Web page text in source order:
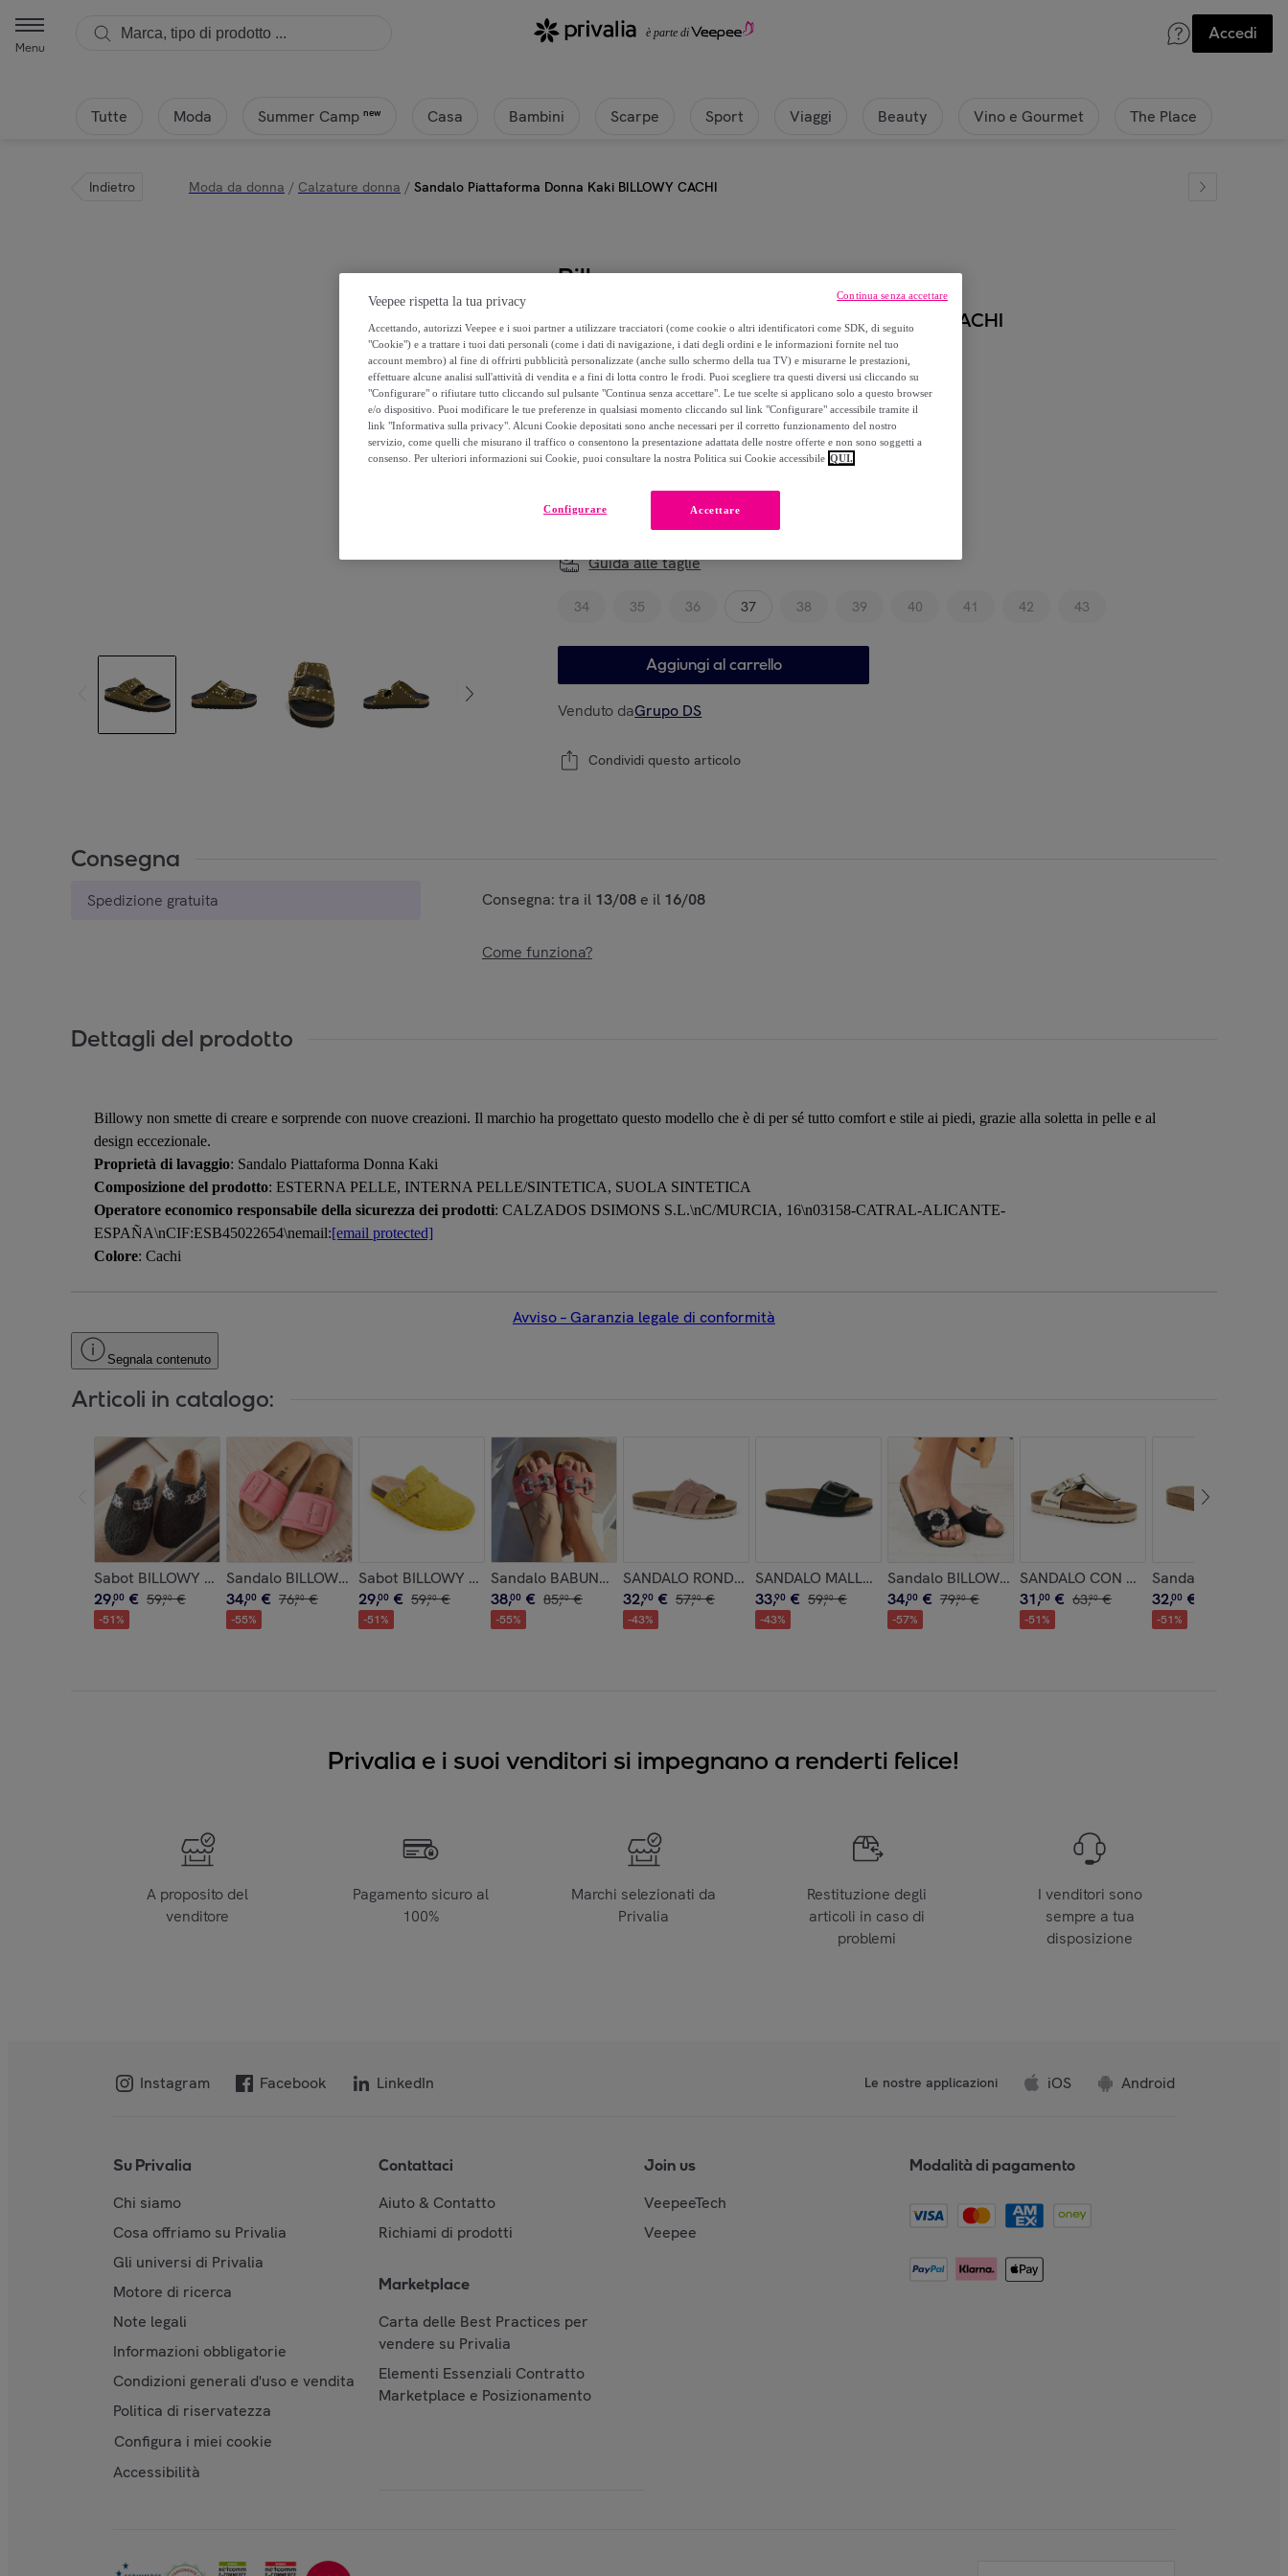
Menu
Accedi
Tutte Moda Summer Camp new Casa Bambini Scarpe Sport Viaggi Beauty Vino e Gourmet The Place
Indietro Moda da donna / Calzature donna / Sandalo Piattaforma Donna Kaki BILLOWY CACHI
Billowy
Sandalo Piattaforma Donna Kaki BILLOWY CACHI
44,00 €
104,90 €
Modello
Guida alle taglie
34 35 36 37 38 39 40 41 42 43
Aggiungi al carrello
Venduto daGrupo DS
Condividi questo articolo
Consegna
Spedizione gratuita Consegna: tra il 13/08 e il 16/08
Come funziona?
Dettagli del prodotto
Billowy non smette di creare e sorprende con nuove creazioni. Il marchio ha progettato questo modello che è di per sé tutto comfort e stile ai piedi, grazie alla soletta in pelle e al
design eccezionale.
Proprietà di lavaggio: Sandalo Piattaforma Donna Kaki
Composizione del prodotto: ESTERNA PELLE, INTERNA PELLE/SINTETICA, SUOLA SINTETICA
Operatore economico responsabile della sicurezza dei prodotti: CALZADOS DSIMONS S.L.\nC/MURCIA, 16\n03158-CATRAL-ALICANTE-
ESPAÑA\nCIF:ESB45022654\nemail:[email protected]
Colore: Cachi
Avviso – Garanzia legale di conformità
Segnala contenuto
Articoli in catalogo:
Sabot BILLOWY NERO
29,00 € 59,90 €
-51%
Sandalo BILLOWY ROSA
34,00 € 76,90 €
-55%
Sabot BILLOWY GIALLO
29,00 € 59,90 €
-51%
Sandalo BABUNKERS ROSA
38,00 € 85,90 €
-55%
SANDALO RONDA BABUNKERS ROSA
32,90 € 57,90 €
-43%
SANDALO MALLORCA BABUNKERS NERO
33,90 € 59,90 €
-43%
Sandalo BILLOWY NERO
34,00 € 79,90 €
-57%
SANDALO CON ZEPPA BILLOWY
31,00 € 63,90 €
-51%
Sandalo BILLOWY
32,00 €
-51%
Privalia e i suoi venditori si impegnano a renderti felice!
A proposito del
venditore
Pagamento sicuro al
100%
Marchi selezionati da
Privalia
Restituzione degli
articoli in caso di
problemi
I venditori sono
sempre a tua
disposizione
Instagram Facebook LinkedIn Le nostre applicazioni iOS Android
Su Privalia
Chi siamo
Cosa offriamo su Privalia
Gli universi di Privalia
Motore di ricerca
Note legali
Informazioni obbligatorie
Condizioni generali d'uso e vendita
Politica di riservatezza
Configura i miei cookie
Accessibilità
Contattaci
Aiuto & Contatto
Richiami di prodotti
Marketplace
Carta delle Best Practices per
vendere su Privalia
Elementi Essenziali Contratto
Marketplace e Posizionamento
Join us
VeepeeTech
Veepee
Modalità di pagamento
Veepee rispetta la tua privacy
Accettando, autorizzi Veepee e i suoi partner a utilizzare tracciatori (come cookie o altri identificatori come SDK, di seguito
"Cookie") e a trattare i tuoi dati personali (come i dati di navigazione, i dati degli ordini e le informazioni fornite nel tuo
account membro) al fine di offrirti pubblicità personalizzate (anche sullo schermo della tua TV) e misurarne le prestazioni,
effettuare alcune analisi sull'attività di vendita e a fini di lotta contro le frodi. Puoi scegliere tra questi diversi usi cliccando su
"Configurare" o rifiutare tutto cliccando sul pulsante "Continua senza accettare". Le tue scelte si applicano solo a questo browser
e/o dispositivo. Puoi modificare le tue preferenze in qualsiasi momento cliccando sul link "Configurare" accessibile tramite il
link "Informativa sulla privacy". Alcuni Cookie depositati sono anche necessari per il corretto funzionamento del nostro
servizio, come quelli che misurano il traffico o consentono la presentazione adattata delle nostre offerte e non sono soggetti a
consenso. Per ulteriori informazioni sui Cookie, puoi consultare la nostra Politica sui Cookie accessibile QUI.
Accettare
Configurare
Continua senza accettare